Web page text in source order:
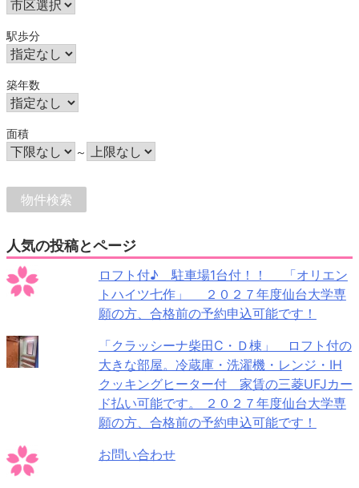
駅歩分
築年数
面積
～
人気の投稿とページ
ロフト付♪ 駐車場1台付！！ 「オリエン
トハイツ七作」 ２０２７年度仙台大学専
願の方、合格前の予約申込可能です！
「クラッシーナ柴田C・Ｄ棟」 ロフト付の
大きな部屋。冷蔵庫・洗濯機・レンジ・IH
クッキングヒーター付 家賃の三菱UFJカー
ド払い可能です。 ２０２７年度仙台大学専
願の方、合格前の予約申込可能です！
お問い合わせ